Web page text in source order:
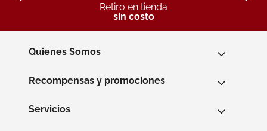
Retiro en tienda
sin costo
Quienes Somos
Recompensas y promociones
Servicios